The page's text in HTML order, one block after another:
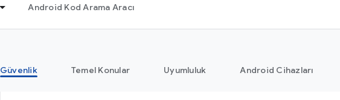
Android Kod Arama Aracı
Güvenlik Temel Konular Uyumluluk Android Cihazları